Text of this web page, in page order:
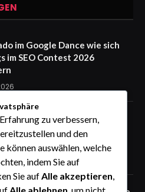
im Google Dance wie sich
im SEO Contest 2026
von WIŚNIOWSKI –
Lösungen für sichere
zu verbessern,
und den
können auswählen, welche
indem Sie auf
Sie aufAlle akzeptieren,